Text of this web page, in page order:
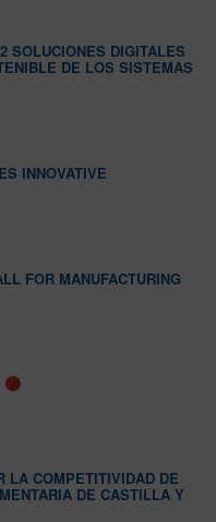
SOLUCIONES DIGITALES
DE LOS SISTEMAS
INNOVATIVE
FOR MANUFACTURING
LA COMPETITIVIDAD DE
DE CASTILLA Y